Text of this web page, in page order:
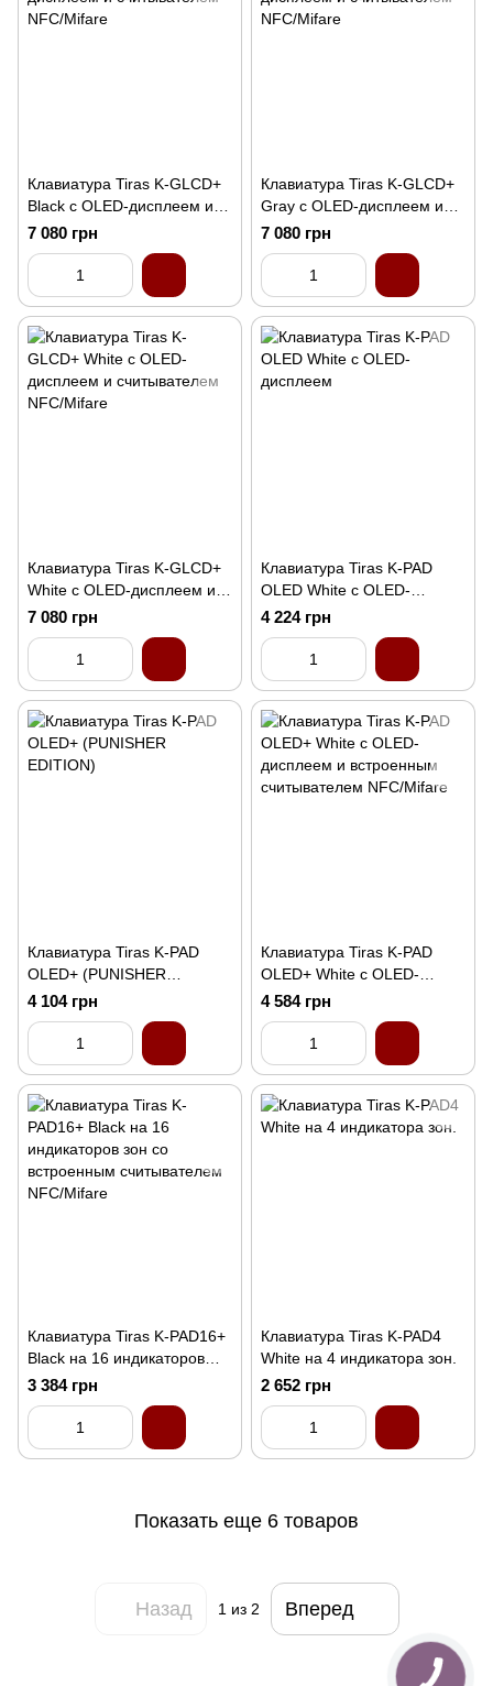
Клавиатура Tiras K-GLCD+
Black с OLED-дисплеем и
считывателем NFC/Mifare
7 080 грн
Клавиатура Tiras K-GLCD+
Gray с OLED-дисплеем и
считывателем NFC/Mifare
7 080 грн
Клавиатура Tiras K-GLCD+
White с OLED-дисплеем и
считывателем NFC/Mifare
7 080 грн
Клавиатура Tiras K-PAD
OLED White с OLED-
дисплеем
4 224 грн
Клавиатура Tiras K-PAD
OLED+ (PUNISHER
EDITION)
4 104 грн
Клавиатура Tiras K-PAD
OLED+ White с OLED-
дисплеем и встроенным
считывателем NFC/Mifare
4 584 грн
Клавиатура Tiras K-PAD16+
Black на 16 индикаторов
зон со встроенным
считывателем NFC/Mifare
3 384 грн
Клавиатура Tiras K-PAD4
White на 4 индикатора зон.
2 652 грн
Показать еще 6 товаров
Назад 1 из 2 Вперед